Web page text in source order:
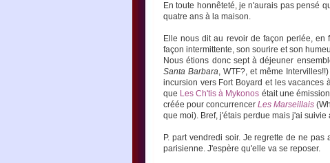
En toute honnêteté, je n'aurais pas pensé
quatre ans à la maison.
Elle nous dit au revoir de façon perlée,
façon intermittente, son sourire et son
Nous étions donc sept à déjeuner
Santa Barbara, WTF?, et même
incursion vers Fort Boyard et les
que Les Ch'tis à Mykonos était une
créée pour concurrencer Les Marseillais
que moi). Bref, j'étais perdue mais j'ai suivie
P. part vendredi soir. Je regrette de ne
parisienne. J'espère qu'elle va se reposer.